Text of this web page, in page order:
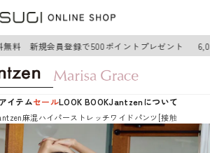
新規会員登録で500ポイントプレゼント
イテムセールLOOK BOOKJantzenについて
麻混ハイパーストレッチワイドパンツ[接触冷感]